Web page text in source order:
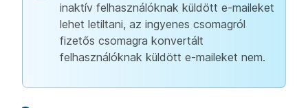
inaktív felhasználóknak küldött e-maileket
lehet letiltani, az ingyenes csomagról
fizetős csomagra konvertált
felhasználóknak küldött e-maileket nem.